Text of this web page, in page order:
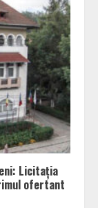
Licitația
ofertant